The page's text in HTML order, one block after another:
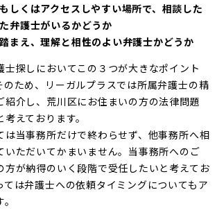
しくはアクセスしやすい場所で、相談した
弁護士がいるかどうか
まえ、理解と相性のよい弁護士かどうか
士探しにおいてこの３つが大きなポイント
のため、リーガルプラスでは所属弁護士の精
紹介し、荒川区にお住まいの方の法律問題
えております。
は当事務所だけで終わらせず、他事務所へ相
いただいてかまいません。当事務所へのご
方が納得のいく段階で受任したいと考えてお
ては弁護士への依頼タイミングについてもア